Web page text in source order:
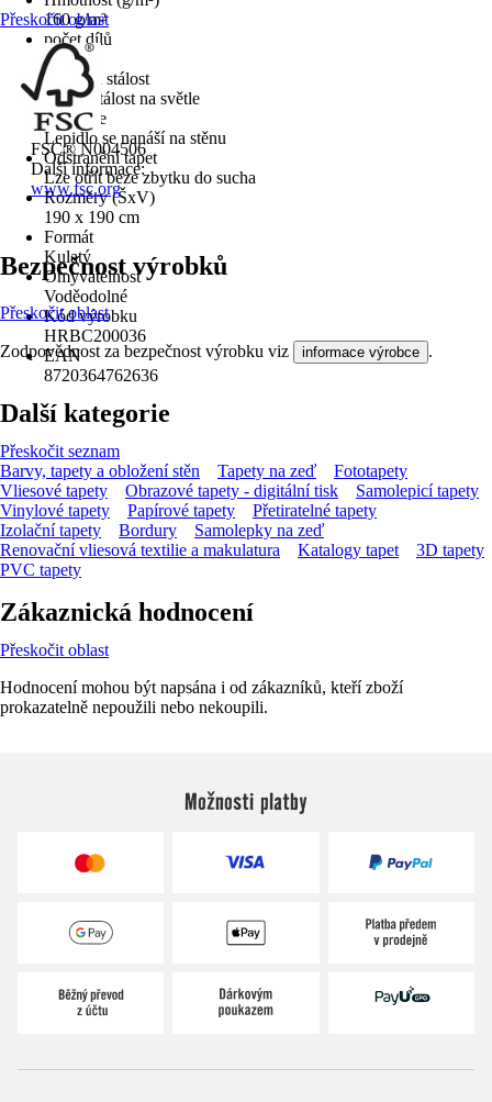
160 g/m²
počet dílů
4
Barevná stálost
Dobrá stálost na světle
Aplikace
Lepidlo se nanáší na stěnu
Odstranění tapet
Lze otřít beze zbytku do sucha
Rozměry (ŠxV)
190 x 190 cm
Formát
Kulatý
Omyvatelnost
Voděodolné
Kód výrobku
HRBC200036
EAN
8720364762636
Přeskočit oblast
FSC® N004506
Další informace:
www.fsc.org
Bezpečnost výrobků
Přeskočit oblast
Zodpovědnost za bezpečnost výrobku viz informace výrobce .
Další kategorie
Přeskočit seznam
Barvy, tapety a obložení stěn
Tapety na zeď
Fototapety
Vliesové tapety
Obrazové tapety - digitální tisk
Samolepicí tapety
Vinylové tapety
Papírové tapety
Přetiratelné tapety
Izolační tapety
Bordury
Samolepky na zeď
Renovační vliesová textilie a makulatura
Katalogy tapet
3D tapety
PVC tapety
Zákaznická hodnocení
Přeskočit oblast
Hodnocení mohou být napsána i od zákazníků, kteří zboží
prokazatelně nepoužili nebo nekoupili.
Možnosti platby